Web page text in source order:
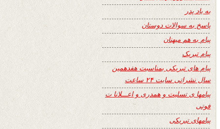
به یاد پدر
پاسخ به سوالات دوستان
پیام به هم میهنان
پیام تبریک
پیام های تبریکی بمناسبت هفدهمین
سال نشراتی سایت ۲۴ ساعت
پیامها ی تسلیت و همدری و اعـــلانا ت
فوتی
پیامهای تبریکی